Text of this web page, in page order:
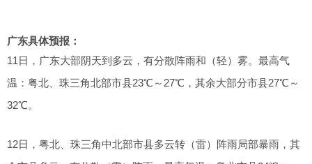
广东具体预报：
11日，广东大部阴天到多云，有分散阵雨和（轻）雾。最高气
温：粤北、珠三角北部市县23℃～27℃，其余大部分市县27℃～
32℃。
12日，粤北、珠三角中北部市县多云转（雷）阵雨局部暴雨，其